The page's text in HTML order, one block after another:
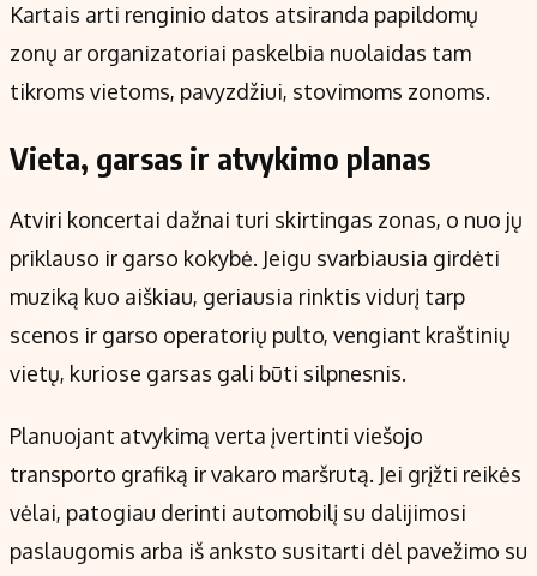
Kartais arti renginio datos atsiranda papildomų
zonų ar organizatoriai paskelbia nuolaidas tam
tikroms vietoms, pavyzdžiui, stovimoms zonoms.
Vieta, garsas ir atvykimo planas
Atviri koncertai dažnai turi skirtingas zonas, o nuo jų
priklauso ir garso kokybė. Jeigu svarbiausia girdėti
muziką kuo aiškiau, geriausia rinktis vidurį tarp
scenos ir garso operatorių pulto, vengiant kraštinių
vietų, kuriose garsas gali būti silpnesnis.
Planuojant atvykimą verta įvertinti viešojo
transporto grafiką ir vakaro maršrutą. Jei grįžti reikės
vėlai, patogiau derinti automobilį su dalijimosi
paslaugomis arba iš anksto susitarti dėl pavežimo su